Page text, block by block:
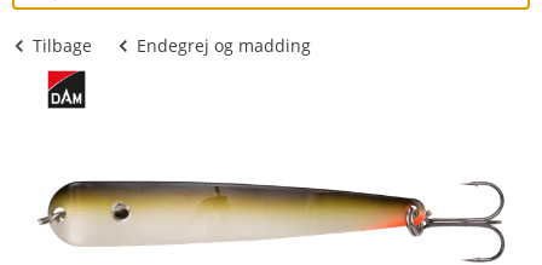
Tilbage Endegrej og madding